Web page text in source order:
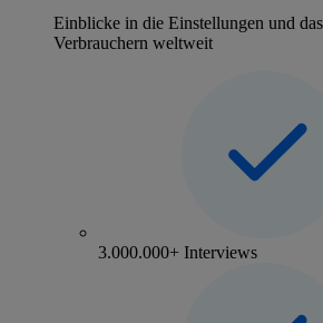
Einblicke in die Einstellungen und
Verbrauchern weltweit
3.000.000+ Interviews